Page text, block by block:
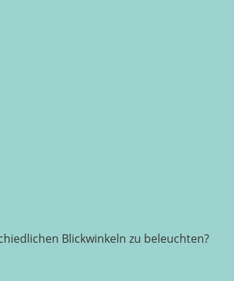
Blickwinkeln zu beleuchten?